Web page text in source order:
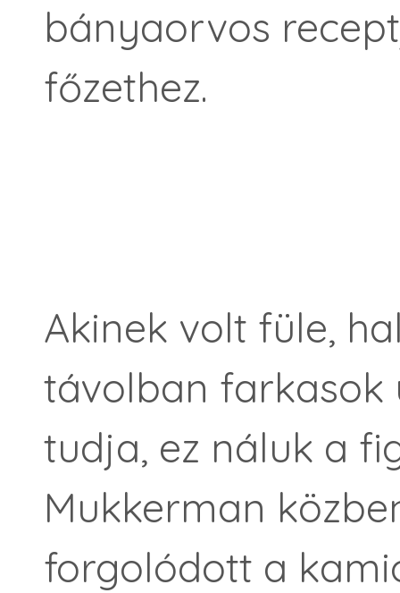
bányaorvos
főzethez.
Akinek volt füle,
távolban farkasok
tudja, ez náluk a
Mukkerman
forgolódott a